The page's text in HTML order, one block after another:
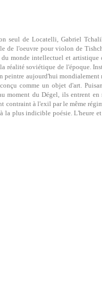
seul de Locatelli, Gabriel
de l'oeuvre pour violon de
monde intellectuel et
réalité soviétique de l'époque.
aujourd'hui mondialement
comme un objet d'art.
moment du Dégel, ils entrent en
à l'exil par le même
la plus indicible poésie. L'heure